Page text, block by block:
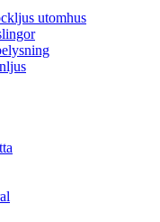
utomhus